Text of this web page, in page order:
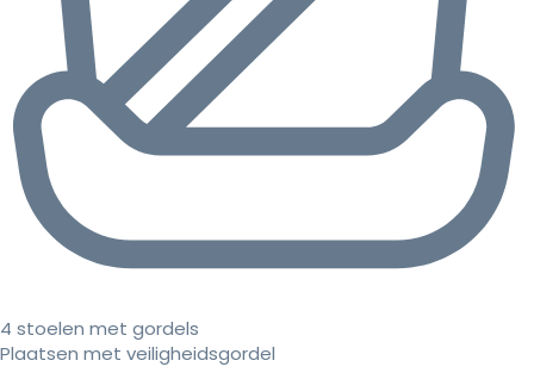
4 stoelen met gordels
Plaatsen met veiligheidsgordel